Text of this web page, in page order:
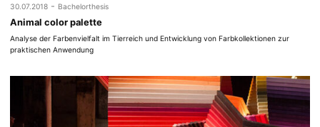
30.07.2018 - Bachelorthesis
Animal color palette
Analyse der Farbenvielfalt im Tierreich und Entwicklung von Farbkollektionen zur
praktischen Anwendung